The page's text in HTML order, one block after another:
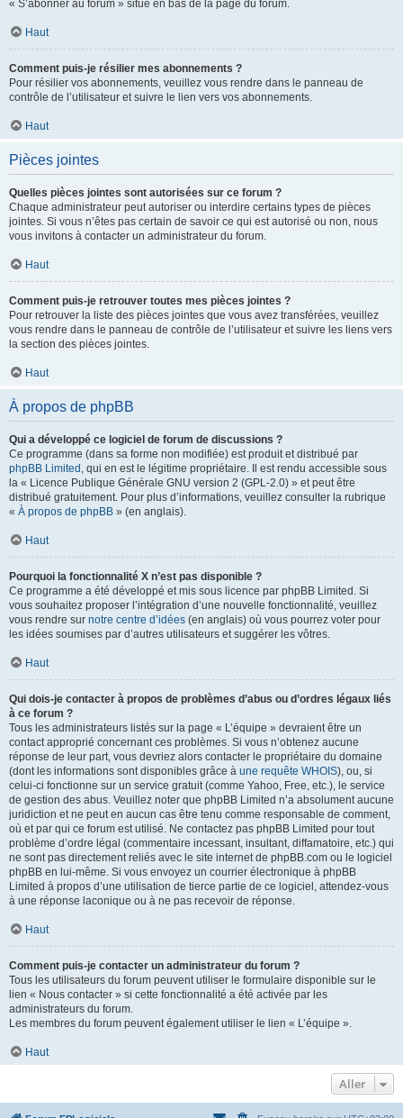
« S’abonner au forum » situé en bas de la page du forum.
Haut
Comment puis-je résilier mes abonnements ?
Pour résilier vos abonnements, veuillez vous rendre dans le panneau de
contrôle de l’utilisateur et suivre le lien vers vos abonnements.
Haut
Pièces jointes
Quelles pièces jointes sont autorisées sur ce forum ?
Chaque administrateur peut autoriser ou interdire certains types de pièces
jointes. Si vous n’êtes pas certain de savoir ce qui est autorisé ou non, nous
vous invitons à contacter un administrateur du forum.
Haut
Comment puis-je retrouver toutes mes pièces jointes ?
Pour retrouver la liste des pièces jointes que vous avez transférées, veuillez
vous rendre dans le panneau de contrôle de l’utilisateur et suivre les liens vers
la section des pièces jointes.
Haut
À propos de phpBB
Qui a développé ce logiciel de forum de discussions ?
Ce programme (dans sa forme non modifiée) est produit et distribué par
phpBB Limited , qui en est le légitime propriétaire. Il est rendu accessible sous
la « Licence Publique Générale GNU version 2 (GPL-2.0) » et peut être
distribué gratuitement. Pour plus d’informations, veuillez consulter la rubrique
« À propos de phpBB » (en anglais).
Haut
Pourquoi la fonctionnalité X n’est pas disponible ?
Ce programme a été développé et mis sous licence par phpBB Limited. Si
vous souhaitez proposer l’intégration d’une nouvelle fonctionnalité, veuillez
vous rendre sur notre centre d’idées (en anglais) où vous pourrez voter pour
les idées soumises par d’autres utilisateurs et suggérer les vôtres.
Haut
Qui dois-je contacter à propos de problèmes d’abus ou d’ordres légaux liés
à ce forum ?
Tous les administrateurs listés sur la page « L’équipe » devraient être un
contact approprié concernant ces problèmes. Si vous n’obtenez aucune
réponse de leur part, vous devriez alors contacter le propriétaire du domaine
(dont les informations sont disponibles grâce à une requête WHOIS), ou, si
celui-ci fonctionne sur un service gratuit (comme Yahoo, Free, etc.), le service
de gestion des abus. Veuillez noter que phpBB Limited n’a absolument aucune
juridiction et ne peut en aucun cas être tenu comme responsable de comment,
où et par qui ce forum est utilisé. Ne contactez pas phpBB Limited pour tout
problème d’ordre légal (commentaire incessant, insultant, diffamatoire, etc.) qui
ne sont pas directement reliés avec le site internet de phpBB.com ou le logiciel
phpBB en lui-même. Si vous envoyez un courrier électronique à phpBB
Limited à propos d’une utilisation de tierce partie de ce logiciel, attendez-vous
à une réponse laconique ou à ne pas recevoir de réponse.
Haut
Comment puis-je contacter un administrateur du forum ?
Tous les utilisateurs du forum peuvent utiliser le formulaire disponible sur le
lien « Nous contacter » si cette fonctionnalité a été activée par les
administrateurs du forum.
Les membres du forum peuvent également utiliser le lien « L’équipe ».
Haut
Aller